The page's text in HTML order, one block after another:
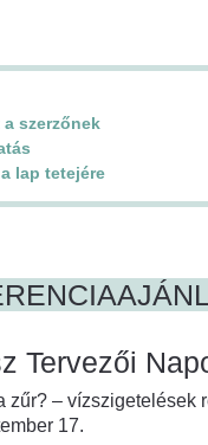
a szerzőnek
lap tetejére
Tervezői
zűr? – vízszigetelések
17.